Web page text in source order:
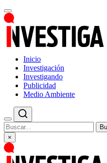
Inicio
Investigación
Investigando
Publicidad
Medio Ambiente
×